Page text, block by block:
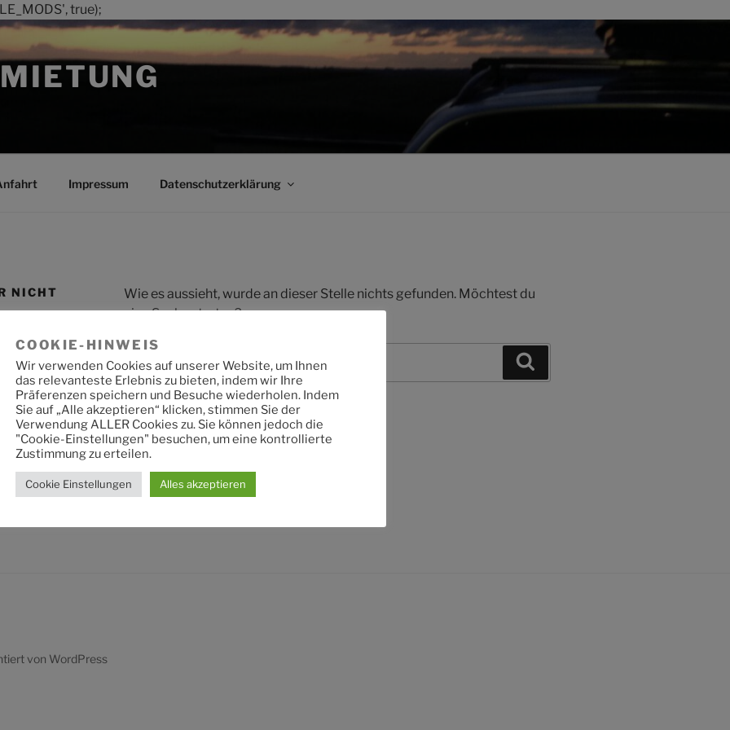
true);
Impressum Datenschutzerklärung
NICHT
Wie es aussieht, wurde an dieser Stelle nichts gefunden. Möchtest du
eine Suche starten?
Suche
nach:
von WordPress
COOKIE-HINWEIS
Wir verwenden Cookies auf unserer Website, um Ihnen
das relevanteste Erlebnis zu bieten, indem wir Ihre
Präferenzen speichern und Besuche wiederholen. Indem
Sie auf „Alle akzeptieren“ klicken, stimmen Sie der
Verwendung ALLER Cookies zu. Sie können jedoch die
"Cookie-Einstellungen" besuchen, um eine kontrollierte
Zustimmung zu erteilen.
Cookie Einstellungen Alles akzeptieren